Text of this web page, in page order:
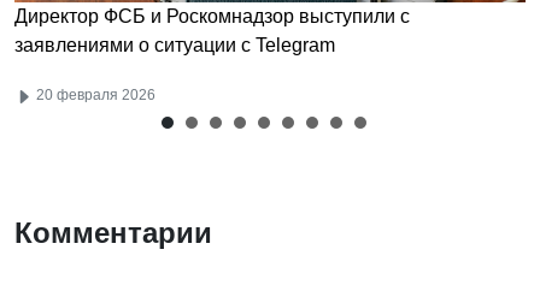
Директор ФСБ и Роскомнадзор выступили с
заявлениями о ситуации с Telegram
20 февраля 2026
Комментарии